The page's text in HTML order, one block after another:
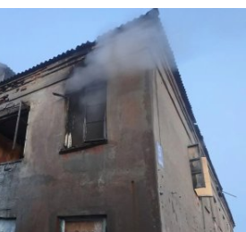
Адрес:
Телефон: